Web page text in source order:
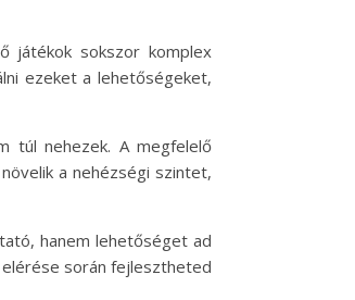
játékok sokszor komplex
ezeket a lehetőségeket,
túl nehezek. A megfelelő
a nehézségi szintet,
hanem lehetőséget ad
során fejlesztheted